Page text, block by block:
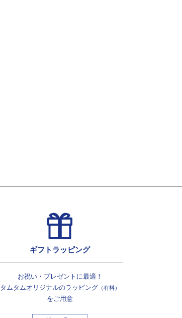
ギフトラッピング
お祝い・プレゼントに最適！
タムタムオリジナルのラッピング （有料）
をご用意